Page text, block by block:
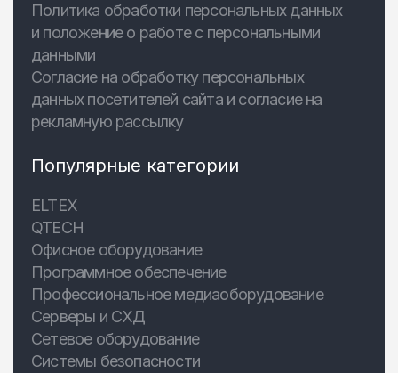
Политика обработки персональных данных
и положение о работе с персональными
данными
Согласие на обработку персональных
данных посетителей сайта и согласие на
рекламную рассылку
Популярные категории
ELTEX
QTECH
Офисное оборудование
Программное обеспечение
Профессиональное медиаоборудование
Серверы и СХД
Сетевое оборудование
Системы безопасности